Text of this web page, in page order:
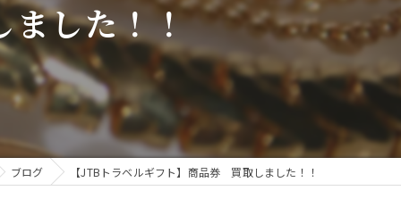
お酒
金券
時計
した！！
ブログ 【JTBトラベルギフト】商品券 買取しました！！